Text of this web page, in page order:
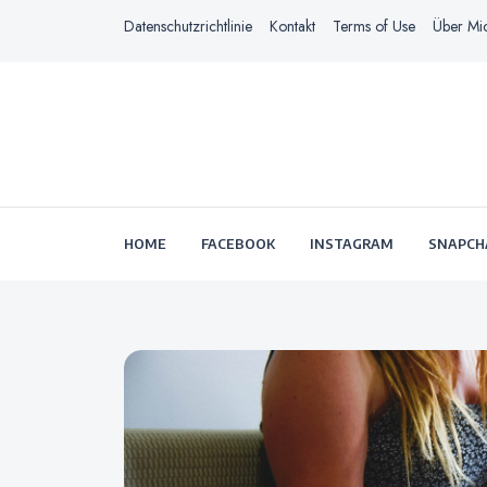
Datenschutzrichtlinie Kontakt Terms of Use Über
HOME FACEBOOK INSTAGRAM